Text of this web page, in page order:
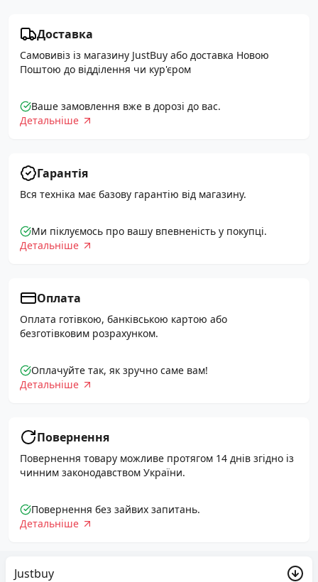
Доставка
Самовивіз із магазину JustBuy або доставка Новою
Поштою до відділення чи кур'єром
Ваше замовлення вже в дорозі до вас.
Детальніше
Гарантія
Вся техніка має базову гарантію від магазину.
Ми піклуємось про вашу впевненість у покупці.
Детальніше
Оплата
Оплата готівкою, банківською картою або
безготівковим розрахунком.
Оплачуйте так, як зручно саме вам!
Детальніше
Повернення
Повернення товару можливе протягом 14 днів згідно із
чинним законодавством України.
Повернення без зайвих запитань.
Детальніше
Justbuy